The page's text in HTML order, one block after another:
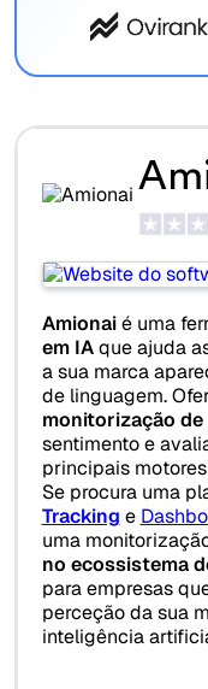
Amionaié uma
em IAque ajuda
a sua marca
de linguagem.
monitorização de
sentimento e
principais
Se procura uma
Tracking e
uma
no ecossistema
para empresas
perceção da sua
inteligência